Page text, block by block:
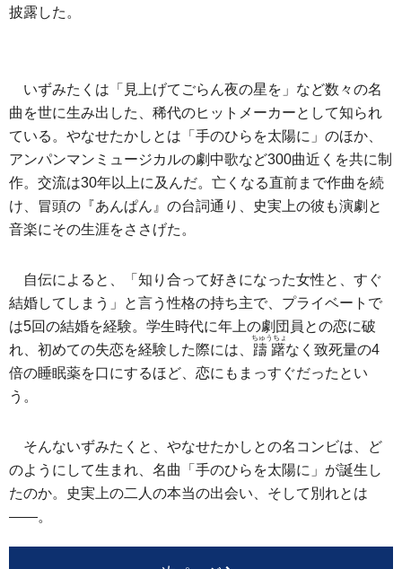
披露した。
いずみたくは「見上げてごらん夜の星を」など数々の名
曲を世に生み出した、稀代のヒットメーカーとして知られ
ている。やなせたかしとは「手のひらを太陽に」のほか、
アンパンマンミュージカルの劇中歌など300曲近くを共に制
作。交流は30年以上に及んだ。亡くなる直前まで作曲を続
け、冒頭の『あんぱん』の台詞通り、史実上の彼も演劇と
音楽にその生涯をささげた。
自伝によると、「知り合って好きになった女性と、すぐ
結婚してしまう」と言う性格の持ち主で、プライベートで
は5回の結婚を経験。学生時代に年上の劇団員との恋に破
れ、初めての失恋を経験した際には、 躊躇
ちゅうちょ
なく致死量の4
倍の睡眠薬を口にするほど、恋にもまっすぐだったとい
う。
そんないずみたくと、やなせたかしとの名コンビは、ど
のようにして生まれ、名曲「手のひらを太陽に」が誕生し
たのか。史実上の二人の本当の出会い、そして別れとは
――。